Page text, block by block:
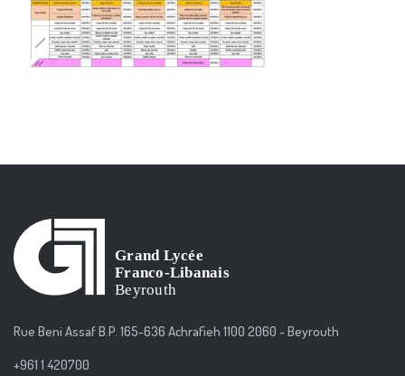
Rue Beni Assaf B.P. 165-636 Achrafieh 1100 2060 - Beyrouth
+961 1 420700